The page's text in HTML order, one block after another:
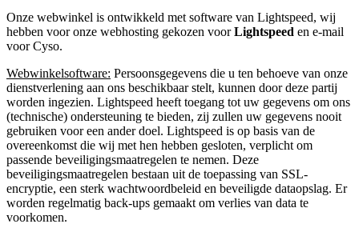
Onze webwinkel is ontwikkeld met software van Lightspeed, wij
hebben voor onze webhosting gekozen voorLightspeed en e-mail
voor Cyso.
Webwinkelsoftware: Persoonsgegevens die u ten behoeve van onze
dienstverlening aan ons beschikbaar stelt, kunnen door deze partij
worden ingezien. Lightspeed heeft toegang tot uw gegevens om ons
(technische) ondersteuning te bieden, zij zullen uw gegevens nooit
gebruiken voor een ander doel. Lightspeed is op basis van de
overeenkomst die wij met hen hebben gesloten, verplicht om
passende beveiligingsmaatregelen te nemen. Deze
beveiligingsmaatregelen bestaan uit de toepassing van SSL-
encryptie, een sterk wachtwoordbeleid en beveiligde dataopslag. Er
worden regelmatig back-ups gemaakt om verlies van data te
voorkomen.